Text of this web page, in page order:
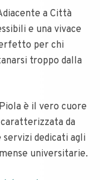
a Città
e una vivace
per chi
troppo dalla
è il vero cuore
da
dedicati agli
universitarie.